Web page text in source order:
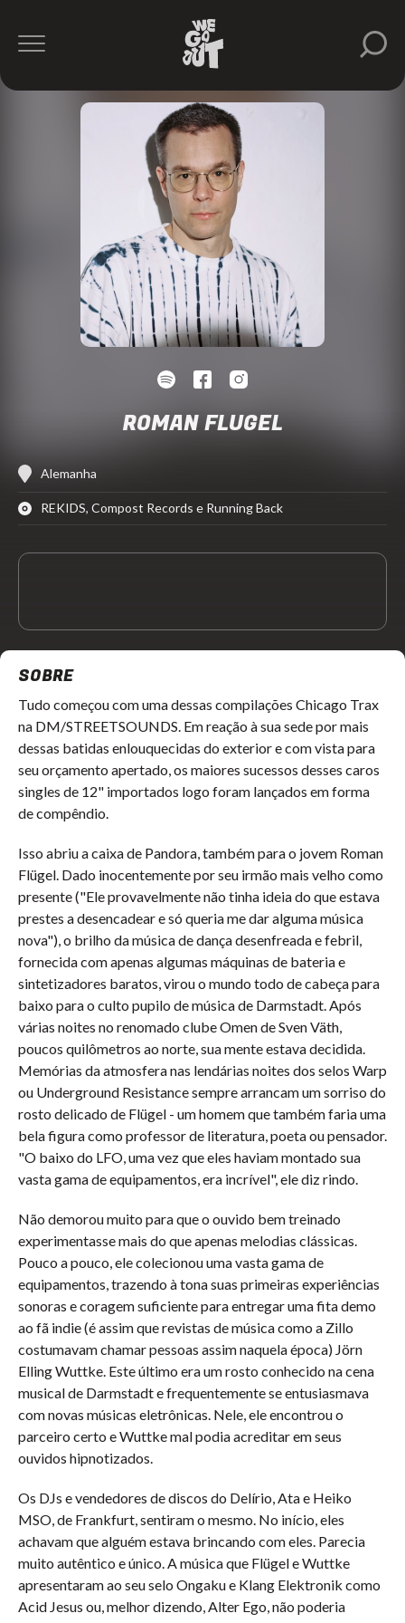
ROMAN FLUGEL
Alemanha
REKIDS, Compost Records e Running Back
SOBRE
Tudo começou com uma dessas compilações Chicago Trax
na DM/STREETSOUNDS. Em reação à sua sede por mais
dessas batidas enlouquecidas do exterior e com vista para
seu orçamento apertado, os maiores sucessos desses caros
singles de 12" importados logo foram lançados em forma
de compêndio.
Isso abriu a caixa de Pandora, também para o jovem Roman
Flügel. Dado inocentemente por seu irmão mais velho como
presente ("Ele provavelmente não tinha ideia do que estava
prestes a desencadear e só queria me dar alguma música
nova"), o brilho da música de dança desenfreada e febril,
fornecida com apenas algumas máquinas de bateria e
sintetizadores baratos, virou o mundo todo de cabeça para
baixo para o culto pupilo de música de Darmstadt. Após
várias noites no renomado clube Omen de Sven Väth,
poucos quilômetros ao norte, sua mente estava decidida.
Memórias da atmosfera nas lendárias noites dos selos Warp
ou Underground Resistance sempre arrancam um sorriso do
rosto delicado de Flügel - um homem que também faria uma
bela figura como professor de literatura, poeta ou pensador.
"O baixo do LFO, uma vez que eles haviam montado sua
vasta gama de equipamentos, era incrível", ele diz rindo.
Não demorou muito para que o ouvido bem treinado
experimentasse mais do que apenas melodias clássicas.
Pouco a pouco, ele colecionou uma vasta gama de
equipamentos, trazendo à tona suas primeiras experiências
sonoras e coragem suficiente para entregar uma fita demo
ao fã indie (é assim que revistas de música como a Zillo
costumavam chamar pessoas assim naquela época) Jörn
Elling Wuttke. Este último era um rosto conhecido na cena
musical de Darmstadt e frequentemente se entusiasmava
com novas músicas eletrônicas. Nele, ele encontrou o
parceiro certo e Wuttke mal podia acreditar em seus
ouvidos hipnotizados.
Os DJs e vendedores de discos do Delírio, Ata e Heiko
MSO, de Frankfurt, sentiram o mesmo. No início, eles
achavam que alguém estava brincando com eles. Parecia
muito autêntico e único. A música que Flügel e Wuttke
apresentaram ao seu selo Ongaku e Klang Elektronik como
Acid Jesus ou, melhor dizendo, Alter Ego, não poderia